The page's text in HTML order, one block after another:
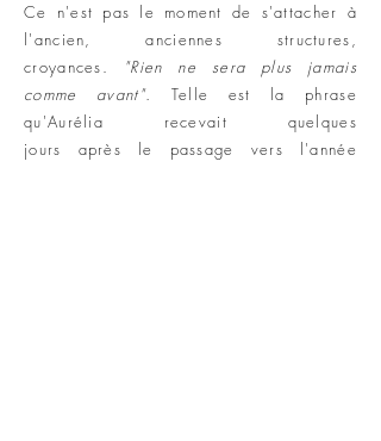
Ce n'est pas le moment de s'attacher à
l'ancien, anciennes structures,
croyances.
"Rien ne sera plus jamais
comme avant".
Telle est la phrase
qu'Aurélia recevait quelques
jours après le passage vers l'année